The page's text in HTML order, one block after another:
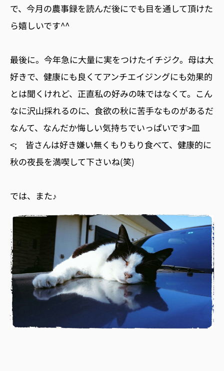
で、今月の農事録を読んだ後にでも目を通して頂けた
ら嬉しいです^^
最後に。今年急に大量に実をつけたイチジク。母は大
好きで、健康にも良くてアンチエイジングにも効果的
とは聞くけれど、正直私の好みの味ではなくて。こん
なに沢山採れるのに、食欲の秋に苦手なものがあるだ
なんて、なんだか悔しい気持ちでいっぱいです>皿
<; 皆さんは好き嫌い無くもりもり食べて、健康的に
秋の夜長を満喫して下さいね(笑)
では、また♪